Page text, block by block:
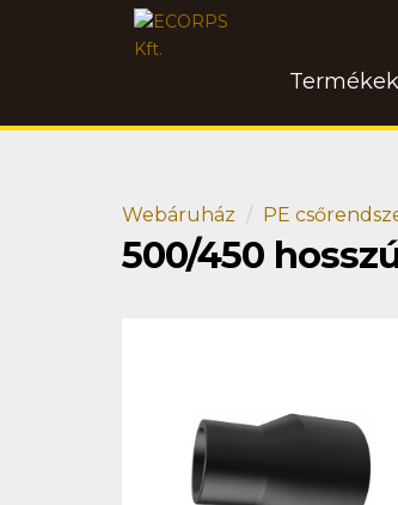
Termékek
Webáruház PE
500/450